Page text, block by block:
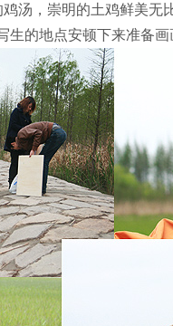
汤，崇明的土鸡鲜美
的地点安顿下来准备画